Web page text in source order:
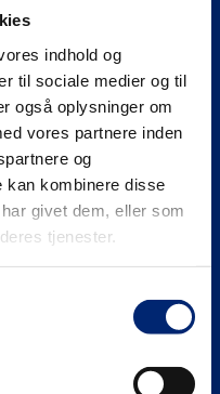
indhold og
til sociale medier og til
også oplysninger om
vores partnere inden
og
kan kombinere disse
givet dem, eller som
tjenester.
| HTX)